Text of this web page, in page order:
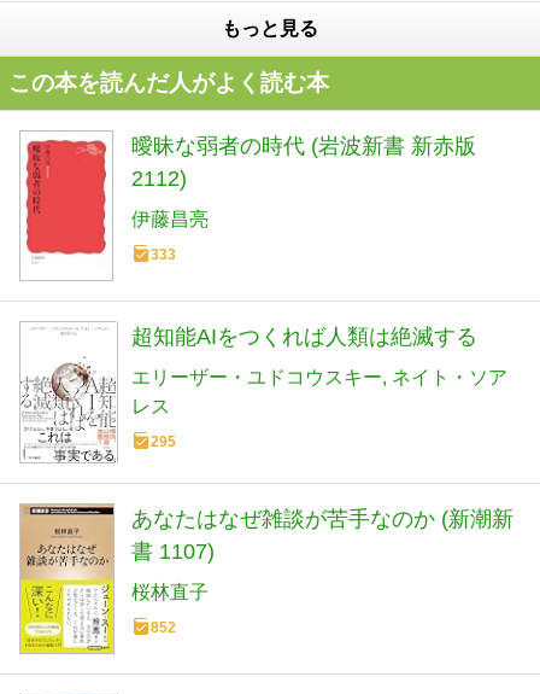
もっと見る
この本を読んだ人がよく読む本
曖昧な弱者の時代 (岩波新書 新赤版
2112)
伊藤昌亮
333
超知能AIをつくれば人類は絶滅する
エリーザー・ユドコウスキー ネイト・ソア
レス
295
あなたはなぜ雑談が苦手なのか (新潮新
書 1107)
桜林直子
852